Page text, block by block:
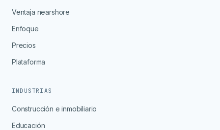
Ventaja nearshore
Enfoque
Precios
Plataforma
INDUSTRIAS
Construcción e inmobiliario
Educación